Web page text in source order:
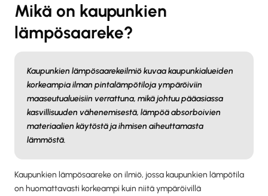
Mikä on kaupunkien
lämpösaareke?
Kaupunkien lämpösaarekeilmiö kuvaa kaupunkialueiden
korkeampia ilman pintalämpötiloja ympäröiviin
maaseutualueisiin verrattuna, mikä johtuu pääasiassa
kasvillisuuden vähenemisestä, lämpöä absorboivien
materiaalien käytöstä ja ihmisen aiheuttamasta
lämmöstä.
Kaupunkien lämpösaareke on ilmiö, jossa kaupunkien lämpötila
on huomattavasti korkeampi kuin niitä ympäröivillä